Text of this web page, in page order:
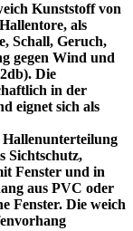
Kunststoff von
als
Schall, Geruch,
gegen Wind und
Die
in der
eignet sich als
Sichtschutz,
Fenster und in
aus PVC oder
Fenster. Die weich